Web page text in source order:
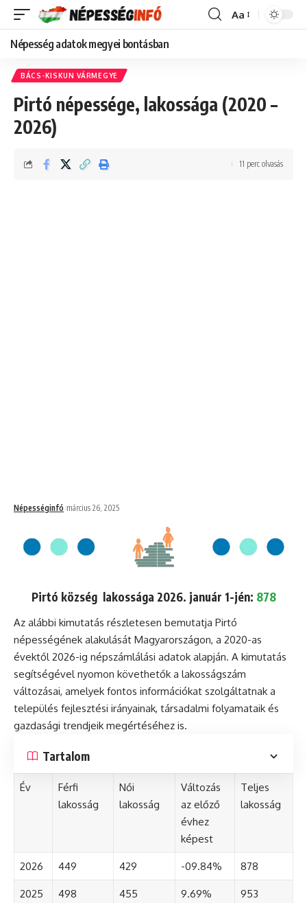
Font
Aa
Népesség adatok megyei bontásban
BÁCS-KISKUN VÁRMEGYE
Pirtó népessége, lakossága (2020 –
2026)
Népességinfó március 26, 2025
11 perc olvasás
Pirtó község lakossága 2026. január 1-jén: 878
Az alábbi kimutatás részletesen bemutatja Pirtó
népességének alakulását Magyarországon, a 2020-as
évektől 2026-ig népszámlálási adatok alapján. A kimutatás
segítségével nyomon követhetők a lakosságszám
változásai, amelyek fontos információkat szolgáltatnak a
település fejlesztési irányainak, társadalmi folyamataik és
gazdasági trendjeik megértéséhez is.
Tartalom
Év
Férfi
lakosság
Női
lakosság
Változás
az előző
évhez
képest
Teljes
lakosság
2026 449 429 -09.84% 878
2025 498 455 9.69% 953